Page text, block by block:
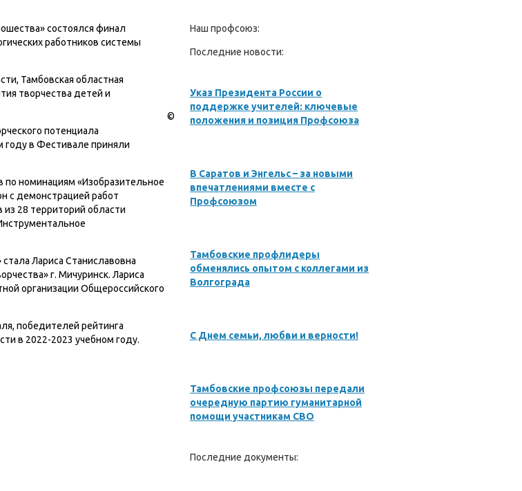
состоялся финал
работников системы
Тамбовская областная
творчества детей и
потенциала
году в Фестивале приняли
по номинациям «Изобразительное
с демонстрацией работ
28 территорий области
Лариса Станиславовна
г. Мичуринск. Лариса
организации Общероссийского
победителей рейтинга
в 2022-2023 учебном году.
Наш профсоюз:
Последние новости:
Указ Президента России о
поддержке учителей: ключевые
положения и позиция Профсоюза
В Саратов и Энгельс – за новыми
впечатлениями вместе с
Профсоюзом
Тамбовские профлидеры
обменялись опытом с коллегами из
Волгограда
С Днем семьи, любви и верности!
Тамбовские профсоюзы передали
очередную партию гуманитарной
помощи участникам СВО
Последние документы:
©